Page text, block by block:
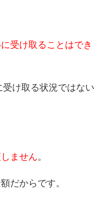
受け取ることはでき
け取る状況ではない
ません。
だからです。